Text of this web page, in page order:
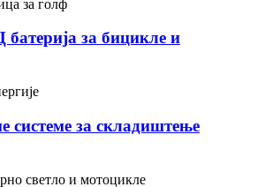
за бицикле и
системе за складиштење